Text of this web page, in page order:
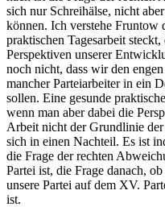
sich nur Schreihälse, nicht
können. Ich verstehe Fruntow
praktischen Tagesarbeit
Perspektiven unserer
noch nicht, dass wir den
mancher Parteiarbeiter in ein
sollen. Eine gesunde
wenn man aber dabei die
Arbeit nicht der Grundlinie
sich in einen Nachteil. Es ist
die Frage der rechten
Partei ist, die Frage danach,
unsere Partei auf dem XV.
ist.